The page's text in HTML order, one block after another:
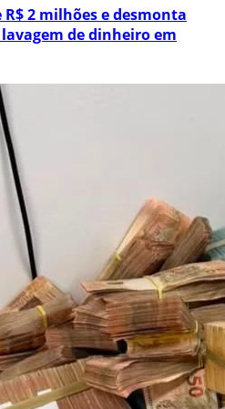
2 milhões e desmonta
de dinheiro em